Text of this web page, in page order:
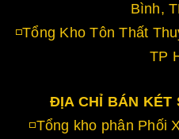
Bình,
◽Tổng Kho Tôn Thất
TP
ĐỊA CHỈ BÁN KÉT
◽Tổng kho phân Phối